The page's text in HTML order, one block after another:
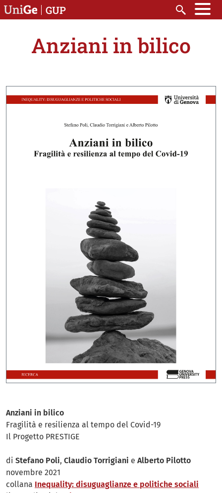
Salta al contenuto principale
GUP Cerca
Anziani in bilico
Anziani in bilico
Fragilità e resilienza al tempo del Covid-19
Il Progetto PRESTIGE
di Stefano Poli, Claudio Torrigiani e Alberto Pilotto
novembre 2021
collana Inequality: disuguaglianze e politiche sociali